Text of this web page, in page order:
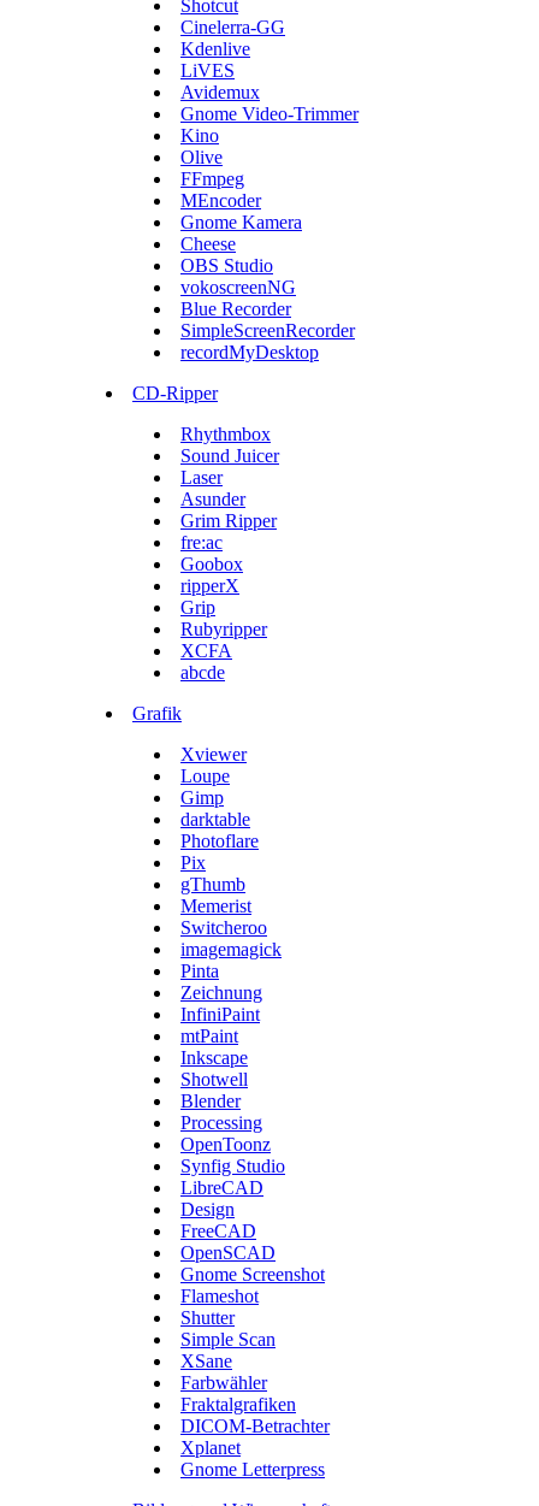
Shotcut
Cinelerra-GG
Kdenlive
LiVES
Avidemux
Gnome Video-Trimmer
Kino
Olive
FFmpeg
MEncoder
Gnome Kamera
Cheese
OBS Studio
vokoscreenNG
Blue Recorder
SimpleScreenRecorder
recordMyDesktop
CD-Ripper
Rhythmbox
Sound Juicer
Laser
Asunder
Grim Ripper
fre:ac
Goobox
ripperX
Grip
Rubyripper
XCFA
abcde
Grafik
Xviewer
Loupe
Gimp
darktable
Photoflare
Pix
gThumb
Memerist
Switcheroo
imagemagick
Pinta
Zeichnung
InfiniPaint
mtPaint
Inkscape
Shotwell
Blender
Processing
OpenToonz
Synfig Studio
LibreCAD
Design
FreeCAD
OpenSCAD
Gnome Screenshot
Flameshot
Shutter
Simple Scan
XSane
Farbwähler
Fraktalgrafiken
DICOM-Betrachter
Xplanet
Gnome Letterpress